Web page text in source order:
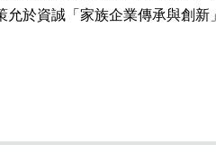
於資誠「家族企業傳承與創新